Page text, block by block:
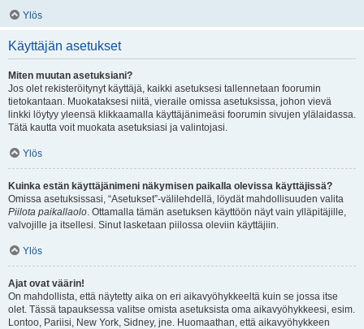
Ylös
Käyttäjän asetukset
Miten muutan asetuksiani?
Jos olet rekisteröitynyt käyttäjä, kaikki asetuksesi tallennetaan foorumin
tietokantaan. Muokataksesi niitä, vieraile omissa asetuksissa, johon vievä
linkki löytyy yleensä klikkaamalla käyttäjänimeäsi foorumin sivujen ylälaidassa.
Tätä kautta voit muokata asetuksiasi ja valintojasi.
Ylös
Kuinka estän käyttäjänimeni näkymisen paikalla olevissa käyttäjissä?
Omissa asetuksissasi, “Asetukset”-välilehdellä, löydät mahdollisuuden valita
Piilota paikallaolo. Ottamalla tämän asetuksen käyttöön näyt vain ylläpitäjille,
valvojille ja itsellesi. Sinut lasketaan piilossa oleviin käyttäjiin.
Ylös
Ajat ovat väärin!
On mahdollista, että näytetty aika on eri aikavyöhykkeeltä kuin se jossa itse
olet. Tässä tapauksessa valitse omista asetuksista oma aikavyöhykkeesi, esim.
Lontoo, Pariisi, New York, Sidney, jne. Huomaathan, että aikavyöhykkeen